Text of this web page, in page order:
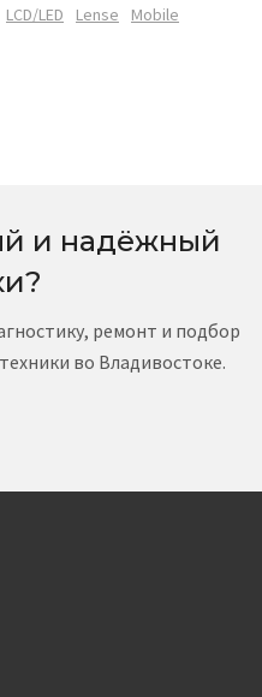
LCD/LED Lense
Mobile
и надёжный
ремонт и подбор
во Владивостоке.